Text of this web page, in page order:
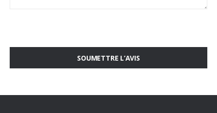
SOUMETTRE L’AVIS